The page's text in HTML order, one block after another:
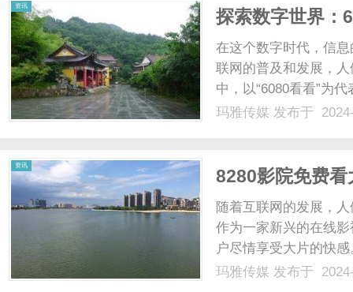
资讯
探索数字世界：
在这个数字时代，信
联网的普及和发展，
中，以“6080看看”为
重要途径。6080看看
玛雅传媒 发布于
资讯
8280影院免费
随着互联网的发展，
作为一家新兴的在线
户尽情享受大片的快
种类型的电影和电视
玛雅传媒 发布于